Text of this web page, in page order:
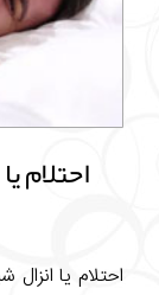
احتلام
احتلام یا